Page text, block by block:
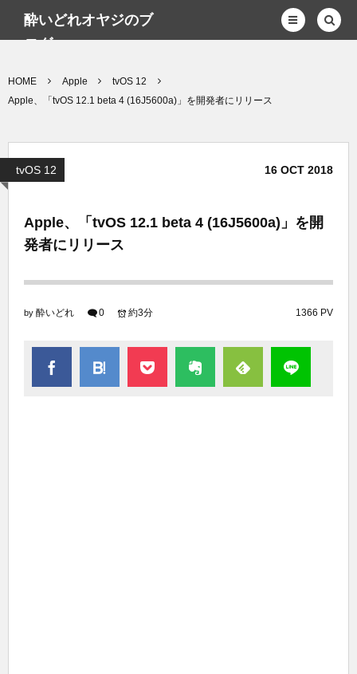
酔いどれオヤジのブ
ログwp
HOME Apple
tvOS 12
Apple、「tvOS 12.1 beta 4 (16J5600a)」を開発者にリリース
tvOS 12 16 OCT 2018
Apple、「tvOS 12.1 beta 4 (16J5600a)」を開
発者にリリース
by 酔いどれ 0 1366 PV
約3分